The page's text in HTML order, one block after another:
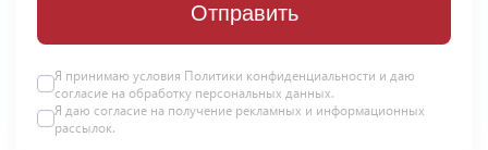
Отправить
Я принимаю условия Политики конфиденциальности и даю
согласие на обработку персональных данных.
Я даю согласие на получение рекламных и информационных
рассылок.